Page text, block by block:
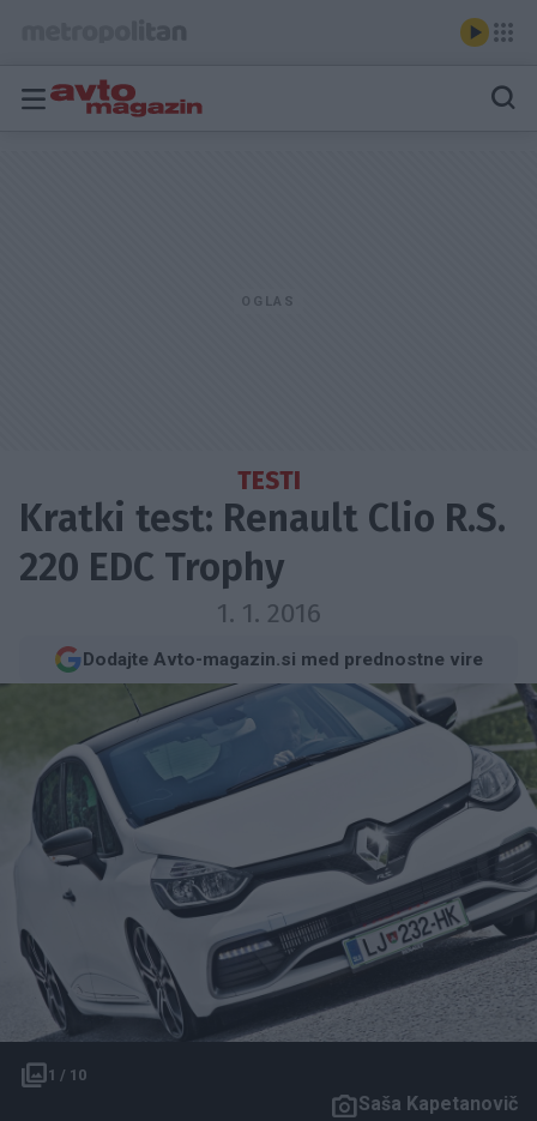
TESTI
Kratki test: Renault Clio R.S.
220 EDC Trophy
1. 1. 2016
Dodajte Avto-magazin.si med prednostne vire
1 / 10
Saša Kapetanovič